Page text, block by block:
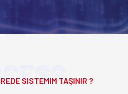
SISTEMIM TAŞINIR ?